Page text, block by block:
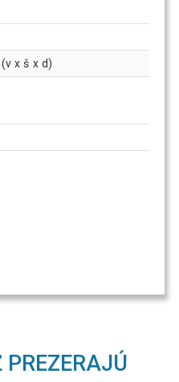
x š x d)
PREZERAJÚ